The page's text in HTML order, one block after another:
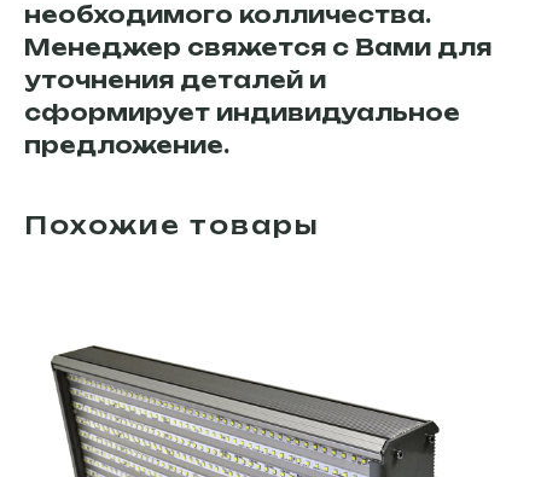
необходимого колличества.
Менеджер свяжется с Вами для
уточнения деталей и
сформирует индивидуальное
предложение.
Похожие товары